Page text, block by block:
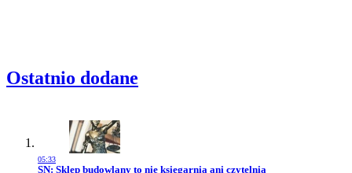
Ostatnio dodane
05:33
Przejdź do artykułu:
SN: Sklep budowlany to nie księgarnia ani czytelnia